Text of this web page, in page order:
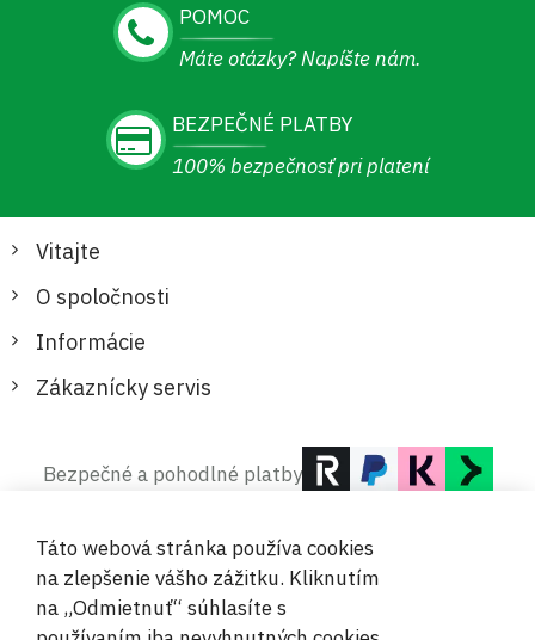
POMOC
Máte otázky? Napíšte nám.
BEZPEČNÉ PLATBY
100% bezpečnosť pri platení
Vitajte
O spoločnosti
Informácie
Zákaznícky servis
Bezpečné a pohodlné platby
Táto webová stránka používa cookies
na zlepšenie vášho zážitku. Kliknutím
na „Odmietnuť“ súhlasíte s